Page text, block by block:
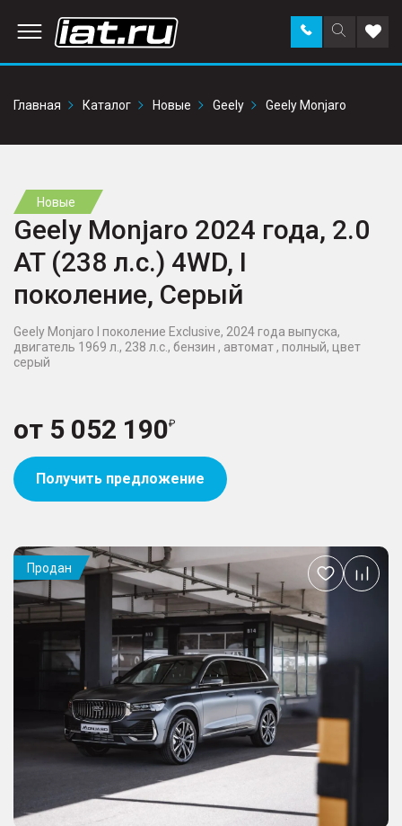
Поиск
по
Заказать
звонок в
Главная
Каталог Новые Geely Geely Monjaro
Новые
Geely Monjaro 2024 года, 2.0
AT (238 л.с.) 4WD, I
поколение, Серый
Geely Monjaro I поколение Exclusive, 2024 года выпуска,
двигатель 1969 л., 238 л.с., бензин , автомат , полный, цвет
серый
от 5 052 190
Получить предложение
Продан
Добавить
в